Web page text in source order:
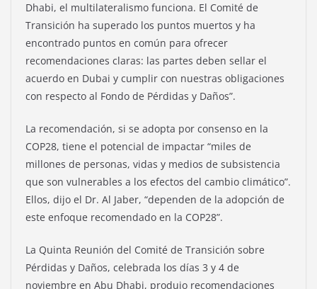
Dhabi, el multilateralismo funciona. El Comité de
Transición ha superado los puntos muertos y ha
encontrado puntos en común para ofrecer
recomendaciones claras: las partes deben sellar el
acuerdo en Dubai y cumplir con nuestras obligaciones
con respecto al Fondo de Pérdidas y Daños”.
La recomendación, si se adopta por consenso en la
COP28, tiene el potencial de impactar “miles de
millones de personas, vidas y medios de subsistencia
que son vulnerables a los efectos del cambio climático”.
Ellos, dijo el Dr. Al Jaber, “dependen de la adopción de
este enfoque recomendado en la COP28”.
La Quinta Reunión del Comité de Transición sobre
Pérdidas y Daños, celebrada los días 3 y 4 de
noviembre en Abu Dhabi, produjo recomendaciones